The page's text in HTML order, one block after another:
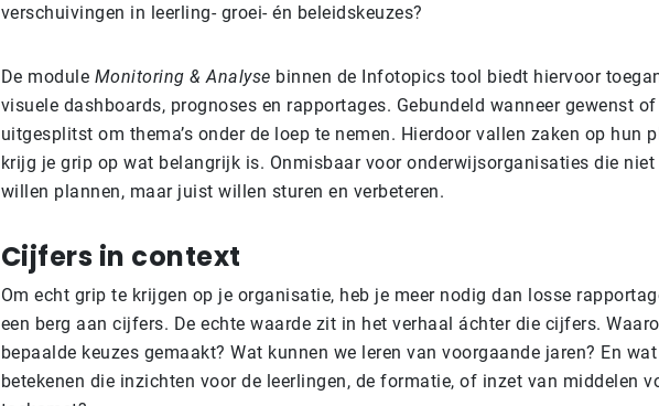
verschuivingen in leerling- groei- én beleidskeuzes?
De module Monitoring & Analyse binnen de Infotopics tool biedt hiervoor
visuele dashboards, prognoses en rapportages. Gebundeld wanneer gewenst of
uitgesplitst om thema’s onder de loep te nemen. Hierdoor vallen zaken op hun
krijg je grip op wat belangrijk is. Onmisbaar voor onderwijsorganisaties die niet
willen plannen, maar juist willen sturen en verbeteren.
Cijfers in context
Om echt grip te krijgen op je organisatie, heb je meer nodig dan losse
een berg aan cijfers. De echte waarde zit in het verhaal áchter die cijfers.
bepaalde keuzes gemaakt? Wat kunnen we leren van voorgaande jaren? En wat
betekenen die inzichten voor de leerlingen, de formatie, of inzet van middelen